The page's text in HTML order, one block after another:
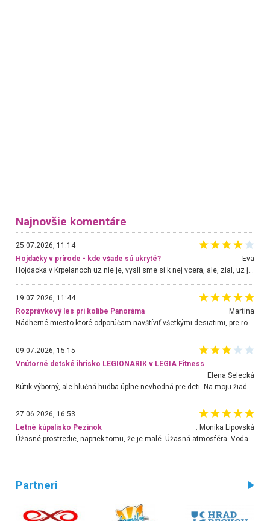
Najnovšie komentáre
25.07.2026, 11:14
Hojdačky v prírode - kde všade sú ukryté?
Eva
Hojdacka v Krpelanoch uz nie je, vysli sme si k nej vcera, ale, zial, uz je znicena. Ak sem planujete cestu len kvoli hojdacke, mozete si ju usetrit. Krasny vyhlad je tu vsak aj bez hojdacky :-)
19.07.2026, 11:44
Rozprávkový les pri kolibe Panoráma
Martina
Nádherné miesto ktoré odporúčam navštíviť všetkými desiatimi, pre rodiny s deťmi, dôchodcom... Proste a jednoducho ozaj rozprávkový les.. určite ešte prídeme. Odniesli sme si na pamiatku krásne tričká,
09.07.2026, 15:15
Vnútorné detské ihrisko LEGIONARIK v LEGIA Fitness
Elena Selecká
27.06.2026, 16:53
Letné kúpalisko Pezinok
. Monika Lipovská
Úžasné prostredie, napriek tomu, že je malé. Úžasná atmosféra. Voda fantastická a nádherná. Ľudí je pomerne veľa, ale su mili a ohľaduplní. Je veľmi zaujímavé sledovať, ako dokážu spolu športovať cudzí ľudia a bez ohľadu na vek. Vládne tu pohoda. Vnuka neviem dostať z vody. Ďakujem za krásny deň . Urcite sa sem vrátim. Jediný problém je s parkovaním, ale aj ten sa mi podarilo vyriešiť. Monika Bratislava
Partneri